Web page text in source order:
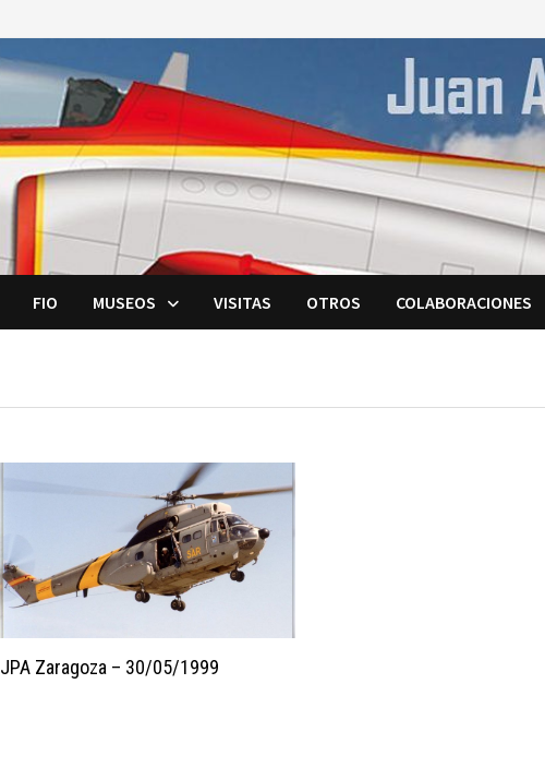
FIO MUSEOS VISITAS OTROS COLABORACIONES
JPA Zaragoza – 30/05/1999